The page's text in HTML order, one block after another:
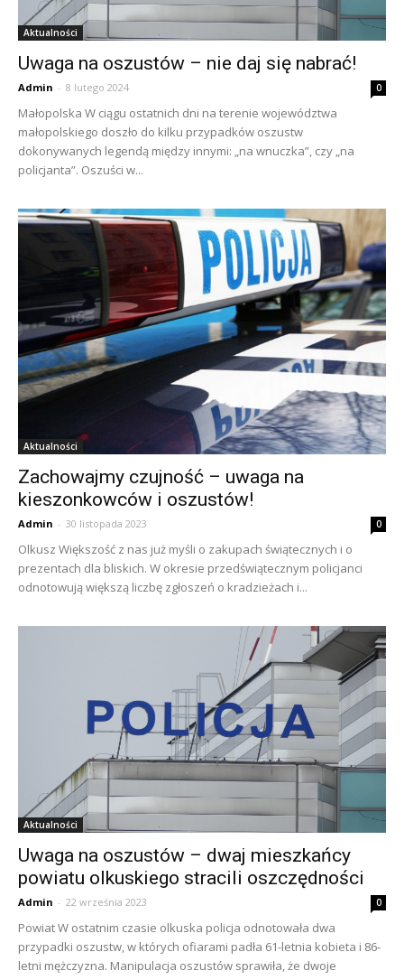
Aktualności
Uwaga na oszustów – nie daj się nabrać!
Admin - 8 lutego 2024 0
Małopolska W ciągu ostatnich dni na terenie województwa
małopolskiego doszło do kilku przypadków oszustw
dokonywanych legendą między innymi: „na wnuczka”, czy „na
policjanta”. Oszuści w...
Aktualności
Zachowajmy czujność – uwaga na
kieszonkowców i oszustów!
Admin - 30 listopada 2023 0
Olkusz Większość z nas już myśli o zakupach świątecznych i o
prezentach dla bliskich. W okresie przedświątecznym policjanci
odnotowują większą liczbę zgłoszeń o kradzieżach i...
Aktualności
Uwaga na oszustów – dwaj mieszkańcy
powiatu olkuskiego stracili oszczędności
Admin - 22 września 2023 0
Powiat W ostatnim czasie olkuska policja odnotowała dwa
przypadki oszustw, w których ofiarami padła 61-letnia kobieta i 86-
letni mężczyzna. Manipulacja oszustów sprawiła, że dwoje